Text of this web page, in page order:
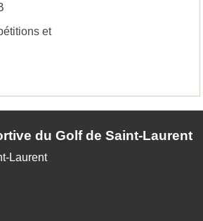
et
du Golf de Saint-Laurent
Laurent